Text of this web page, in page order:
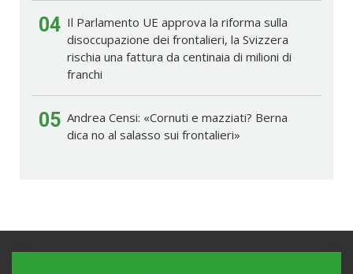
04 Il Parlamento UE approva la riforma sulla
disoccupazione dei frontalieri, la Svizzera
rischia una fattura da centinaia di milioni di
franchi
05 Andrea Censi: «Cornuti e mazziati? Berna
dica no al salasso sui frontalieri»